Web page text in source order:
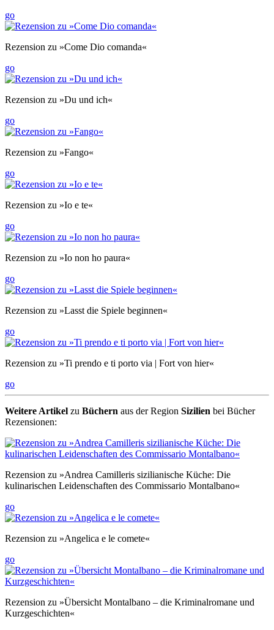
go
Rezension zu »Come Dio comanda«
go
Rezension zu »Du und ich«
go
Rezension zu »Fango«
go
Rezension zu »Io e te«
go
Rezension zu »Io non ho paura«
go
Rezension zu »Lasst die Spiele beginnen«
go
Rezension zu »Ti prendo e ti porto via | Fort von hier«
go
Weitere Artikel zu Büchern aus der Region Sizilien bei Bücher
Rezensionen:
Rezension zu »Andrea Camilleris sizilianische Küche: Die
kulinarischen Leidenschaften des Commissario Montalbano«
go
Rezension zu »Angelica e le comete«
go
Rezension zu »Übersicht Montalbano – die Kriminalromane und
Kurzgeschichten«